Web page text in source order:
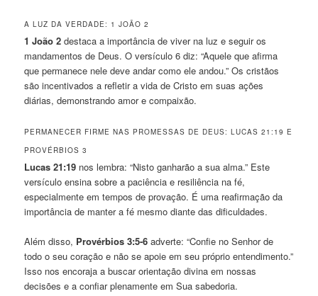
A LUZ DA VERDADE: 1 JOÃO 2
1 João 2 destaca a importância de viver na luz e seguir os
mandamentos de Deus. O versículo 6 diz: “Aquele que afirma
que permanece nele deve andar como ele andou.” Os cristãos
são incentivados a refletir a vida de Cristo em suas ações
diárias, demonstrando amor e compaixão.
PERMANECER FIRME NAS PROMESSAS DE DEUS: LUCAS 21:19 E
PROVÉRBIOS 3
Lucas 21:19 nos lembra: “Nisto ganharão a sua alma.” Este
versículo ensina sobre a paciência e resiliência na fé,
especialmente em tempos de provação. É uma reafirmação da
importância de manter a fé mesmo diante das dificuldades.
Além disso, Provérbios 3:5-6 adverte: “Confie no Senhor de
todo o seu coração e não se apoie em seu próprio entendimento.”
Isso nos encoraja a buscar orientação divina em nossas
decisões e a confiar plenamente em Sua sabedoria.